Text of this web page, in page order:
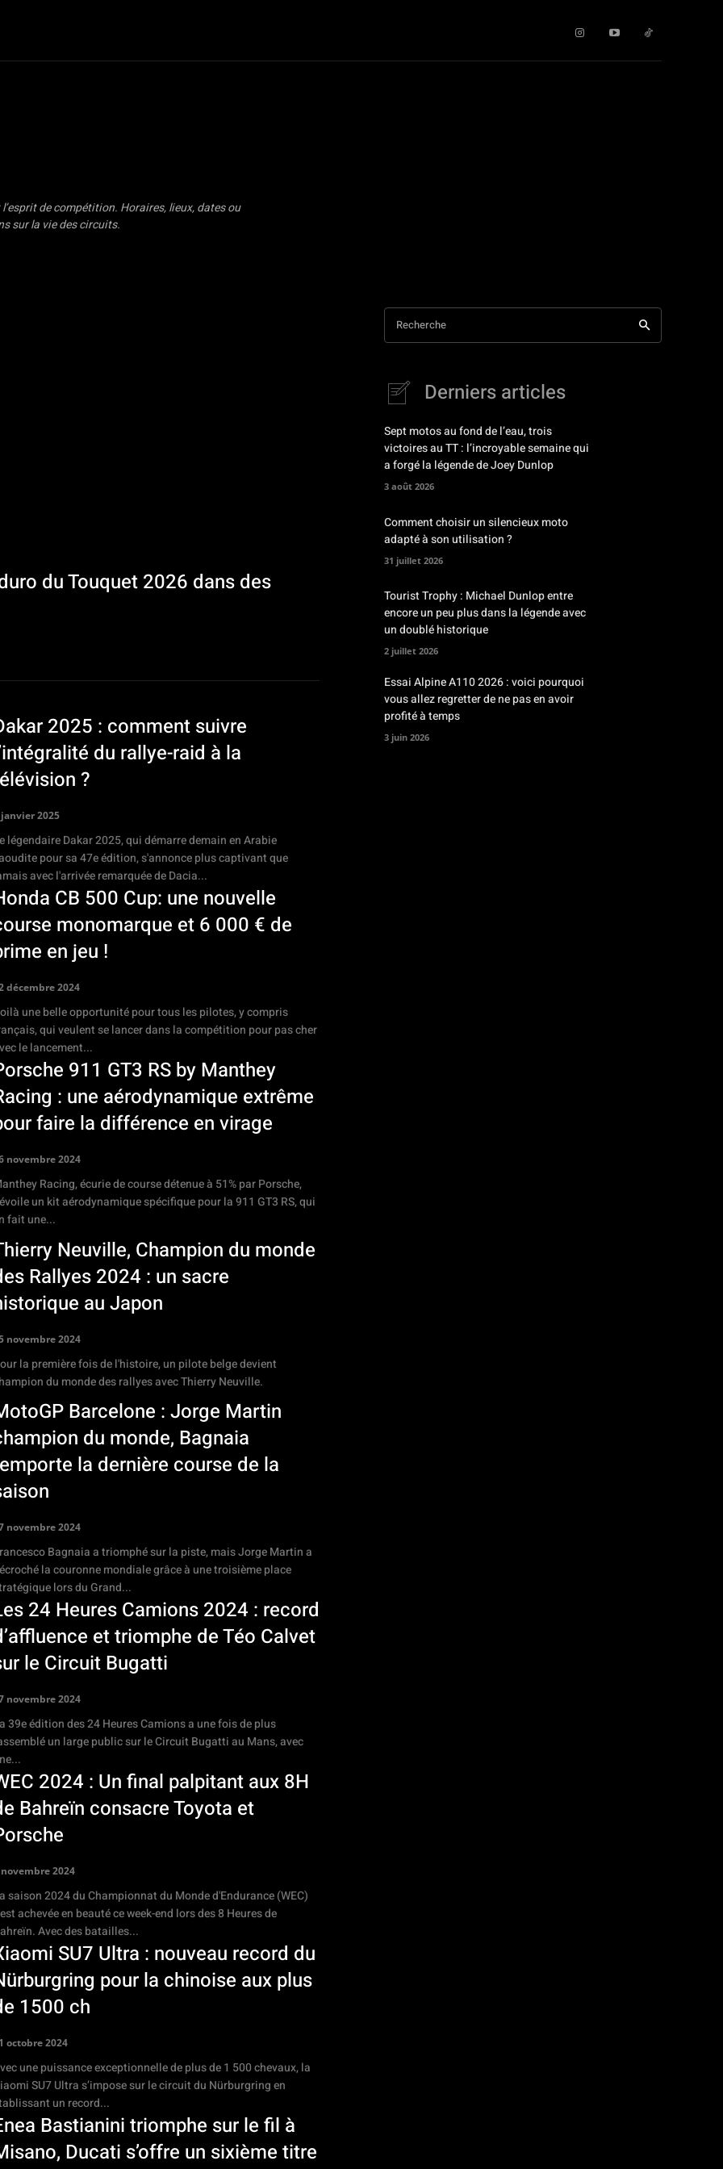
de compétition. Horaires, lieux, dates ou
sur la vie des circuits.
du Touquet 2026 dans des
2025 : comment suivre
du rallye-raid à la
?
2025
légendaire Dakar 2025, qui démarre demain en Arabie
pour sa 47e édition, s'annonce plus captivant que
avec l'arrivée remarquée de Dacia...
CB 500 Cup: une nouvelle
monomarque et 6 000 € de
en jeu !
décembre 2024
une belle opportunité pour tous les pilotes, y compris
qui veulent se lancer dans la compétition pour pas cher
le lancement...
911 GT3 RS by Manthey
: une aérodynamique extrême
faire la différence en virage
novembre 2024
Racing, écurie de course détenue à 51% par Porsche,
un kit aérodynamique spécifique pour la 911 GT3 RS, qui
fait une...
Neuville, Champion du monde
Rallyes 2024 : un sacre
au Japon
novembre 2024
la première fois de l'histoire, un pilote belge devient
du monde des rallyes avec Thierry Neuville.
Barcelone : Jorge Martin
du monde, Bagnaia
la dernière course de la
novembre 2024
Bagnaia a triomphé sur la piste, mais Jorge Martin a
la couronne mondiale grâce à une troisième place
lors du Grand...
24 Heures Camions 2024 : record
et triomphe de Téo Calvet
le Circuit Bugatti
novembre 2024
39e édition des 24 Heures Camions a une fois de plus
un large public sur le Circuit Bugatti au Mans, avec
2024 : Un final palpitant aux 8H
Bahreïn consacre Toyota et
2024
saison 2024 du Championnat du Monde d'Endurance (WEC)
achevée en beauté ce week-end lors des 8 Heures de
Avec des batailles...
SU7 Ultra : nouveau record du
pour la chinoise aux plus
1500 ch
octobre 2024
une puissance exceptionnelle de plus de 1 500 chevaux, la
SU7 Ultra s’impose sur le circuit du Nürburgring en
un record...
Bastianini triomphe sur le fil à
Ducati s’offre un sixième titre
Recherche
Derniers articles
Sept motos au fond de l’eau, trois
victoires au TT : l’incroyable semaine qui
a forgé la légende de Joey Dunlop
3 août 2026
Comment choisir un silencieux moto
adapté à son utilisation ?
31 juillet 2026
Tourist Trophy : Michael Dunlop entre
encore un peu plus dans la légende avec
un doublé historique
2 juillet 2026
Essai Alpine A110 2026 : voici pourquoi
vous allez regretter de ne pas en avoir
profité à temps
3 juin 2026